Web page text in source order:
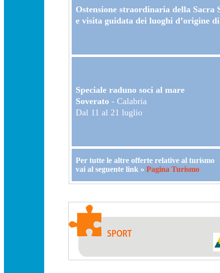
Ostensione straordinaria della Sacra
e visita guidata dei luoghi d’origine
Speciale raduno soci al mare
Soverato - Calabria
Dal 11 al 21 luglio
Per tutte le altre offerte relative al turismo
vai al seguente link » Pagina Turismo